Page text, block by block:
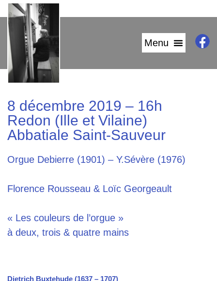
8 décembre 2019 – 16h
Redon (Ille et Vilaine)
Abbatiale Saint-Sauveur
Orgue Debierre (1901) – Y.Sévère (1976)
Florence Rousseau & Loïc Georgeault
« Les couleurs de l’orgue »
à deux, trois & quatre mains
Dietrich Buxtehude (1637 – 1707)